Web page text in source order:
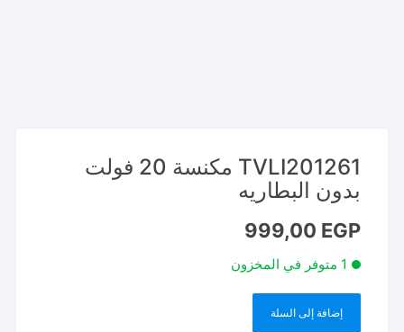
TVLI201261 مكنسة 20 فولت
بدون البطاريه
999,00 EGP
1 متوفر في المخزون
كمية
إضافة إلى السلة